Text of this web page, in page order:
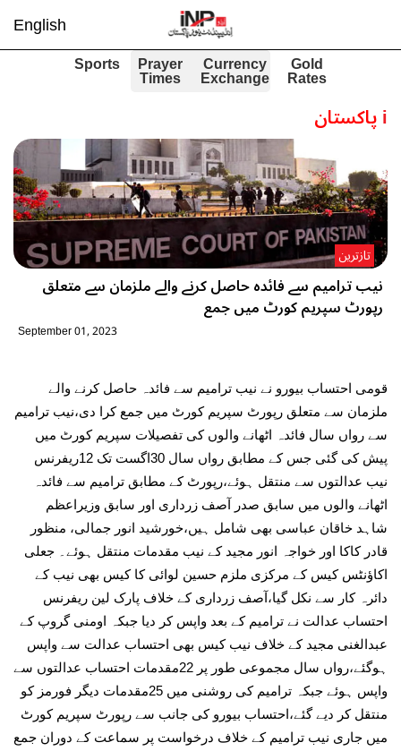
English
Gold
Rates
Currency
Exchange
Prayer
Times
Sports
iپاکستان
نیب ترامیم سے فائدہ حاصل کرنے والے ملزمان سے متعلق
رپورٹ سپریم کورٹ میں جمع
تازترین
September 01, 2023
قومی احتساب بیورو نے نیب ترامیم سے فائدہ حاصل کرنے والے
ملزمان سے متعلق رپورٹ سپریم کورٹ میں جمع کرا دی،نیب ترامیم
سے رواں سال فائدہ اٹھانے والوں کی تفصیلات سپریم کورٹ میں
پیش کی گئی جس کے مطابق رواں سال 30اگست تک 12ریفرنس
نیب عدالتوں سے منتقل ہوئے،رپورٹ کے مطابق ترامیم سے فائدہ
اٹھانے والوں میں سابق صدر آصف زرداری اور سابق وزیراعظم
شاہد خاقان عباسی بھی شامل ہیں،خورشید انور جمالی، منظور
قادر کاکا اور خواجہ انور مجید کے نیب مقدمات منتقل ہوئے۔ جعلی
اکاؤنٹس کیس کے مرکزی ملزم حسین لوائی کا کیس بھی نیب کے
دائرہ کار سے نکل گیا،آصف زرداری کے خلاف پارک لین ریفرنس
احتساب عدالت نے ترامیم کے بعد واپس کر دیا جبکہ اومنی گروپ کے
عبدالغنی مجید کے خلاف نیب کیس بھی احتساب عدالت سے واپس
ہوگئے،رواں سال مجموعی طور پر 22مقدمات احتساب عدالتوں سے
واپس ہوئے جبکہ ترامیم کی روشنی میں 25مقدمات دیگر فورمز کو
منتقل کر دیے گئے،احتساب بیورو کی جانب سے رپورٹ سپریم کورٹ
میں جاری نیب ترامیم کے خلاف درخواست پر سماعت کے دوران جمع